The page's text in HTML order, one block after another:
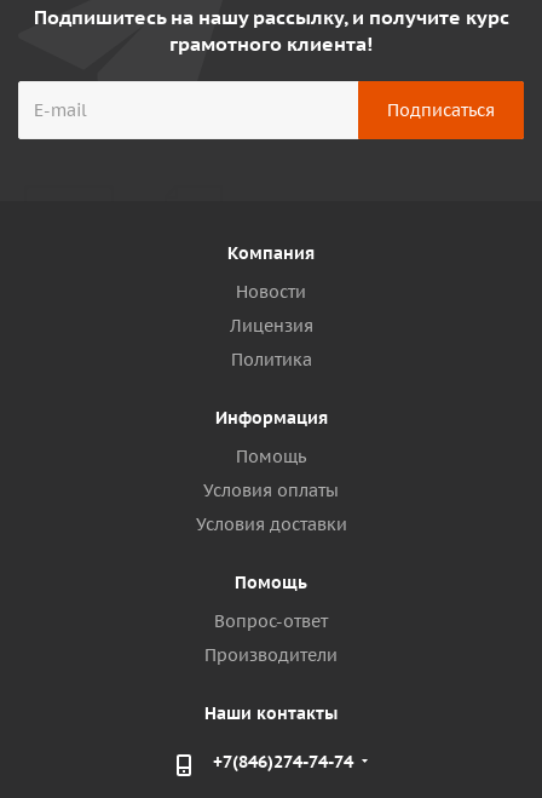
Подпишитесь на нашу рассылку, и получите курс
грамотного клиента!
Компания
Новости
Лицензия
Политика
Информация
Помощь
Условия оплаты
Условия доставки
Помощь
Вопрос-ответ
Производители
Наши контакты
+7(846)274-74-74